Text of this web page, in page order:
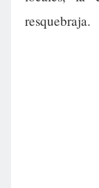
resquebraja.